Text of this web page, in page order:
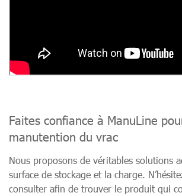
Faites confiance à ManuLine
manutention du vrac
Nous proposons de véritables solutions
surface de stockage et la charge.
consulter afin de trouver le produit qui